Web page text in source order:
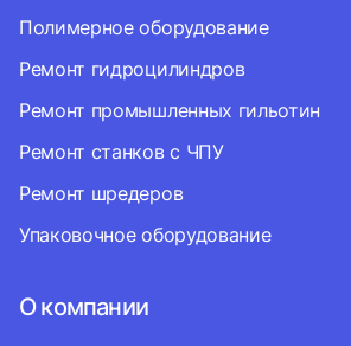
Полимерное оборудование
Ремонт гидроцилиндров
Ремонт промышленных гильотин
Ремонт станков с ЧПУ
Ремонт шредеров
Упаковочное оборудование
О компании